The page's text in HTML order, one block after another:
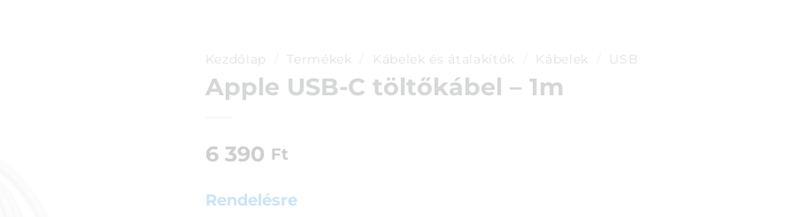
Kezdőlap Termékek Kábelek és átalakítók Kábelek USB
Apple USB-C töltőkábel – 1m
6 390 Ft
Rendelésre